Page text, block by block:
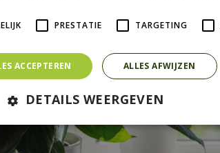
PRESTATIE TARGETING
ACCEPTEREN ALLES AFWIJZEN
DETAILS WEERGEVEN